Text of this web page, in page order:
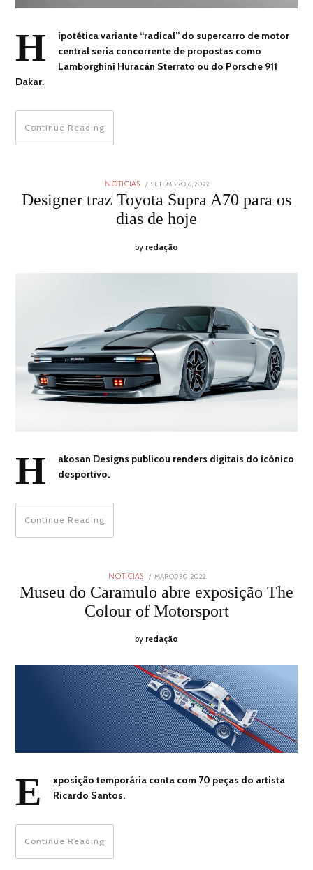
H
ipotética variante “radical” do supercarro de motor
central seria concorrente de propostas como
Lamborghini Huracán Sterrato ou do Porsche 911
Dakar.
Continue Reading
NOTICIAS
POSTED
ON
SETEMBRO 6, 2022
6,
2022
Designer traz Toyota Supra A70 para os
dias de hoje
by redação
H
akosan Designs publicou renders digitais do icónico
desportivo.
Continue Reading
NOTICIAS
POSTED
MARÇO 30, 2022
2022
Museu do Caramulo abre exposição The
Colour of Motorsport
by redação
E
xposição temporária conta com 70 peças do artista
Ricardo Santos.
Continue Reading